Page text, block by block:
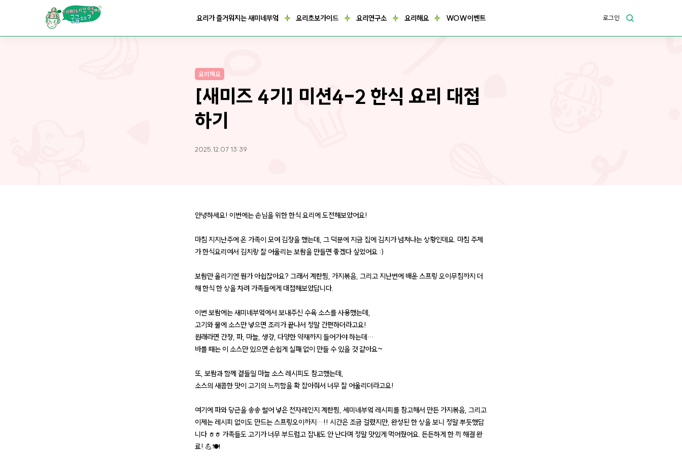
요리가 즐거워지는 새미네부엌 요리초보가이드 요리연구소 요리해요 WOW이벤트 로그인
요리해요
[새미즈 4기] 미션4-2 한식 요리 대접
하기
2025.12.07 13:39
안녕하세요! 이번에는 손님을 위한 한식 요리에 도전해보았어요!
마침 지지난주에 온 가족이 모여 김장을 했는데, 그 덕분에 지금 집에 김치가 넘쳐나는 상황인데요. 마침 주제
가 한식요리여서 김치랑 잘 어울리는 보쌈을 만들면 좋겠다 싶었어요 :)
보쌈만 올리기엔 뭔가 아쉽잖아요? 그래서 계란찜, 가지볶음, 그리고 지난번에 배운 스프링 오이무침까지 더
해 한식 한 상을 차려 가족들에게 대접해보았답니다.
이번 보쌈에는 새미네부엌에서 보내주신 수육 소스를 사용했는데,
고기와 물에 소스만 넣으면 조리가 끝나서 정말 간편하더라고요!
원래라면 간장, 파, 마늘, 생강, 다양한 약재까지 들어가야 하는데…
바쁠 때는 이 소스만 있으면 손쉽게 실패 없이 만들 수 있을 것 같아요~
또, 보쌈과 함께 곁들일 마늘 소스 레시피도 참고했는데,
소스의 새콤한 맛이 고기의 느끼함을 확 잡아줘서 너무 잘 어울리더라고요!
여기에 파와 당근을 송송 썰어 넣은 전자레인지 계란찜, 세미네부엌 레시피를 참고해서 만든 가지볶음, 그리고
이제는 레시피 없이도 만드는 스프링오이까지…!! 시간은 조금 걸렸지만, 완성된 한 상을 보니 정말 뿌듯했답
니다 ㅎㅎ 가족들도 고기가 너무 부드럽고 잡내도 안 난다며 정말 맛있게 먹어줬어요. 든든하게 한 끼 해결 완
료! 💪🍽️